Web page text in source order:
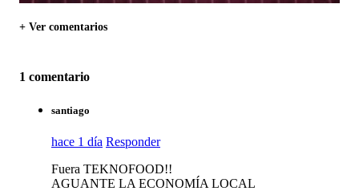
+ Ver comentarios
1 comentario
santiago
hace 1 día Responder
Fuera TEKNOFOOD!!
AGUANTE LA ECONOMÍA LOCAL